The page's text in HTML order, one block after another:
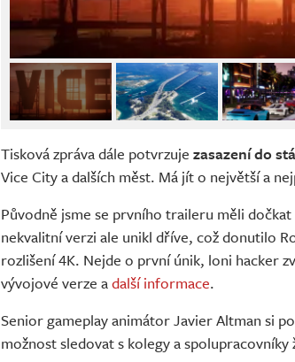
Tisková zpráva dále potvrzuje zasazení do
Vice City a dalších měst. Má jít o největší a
Původně jsme se prvního traileru měli
nekvalitní verzi ale unikl dříve, což donutilo
rozlišení 4K. Nejde o první únik, loni hacker
vývojové verze adalší informace.
Senior gameplay animátor Javier Altman si
možnost sledovat s kolegy a